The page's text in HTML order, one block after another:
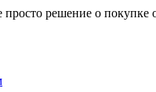
решение о покупке